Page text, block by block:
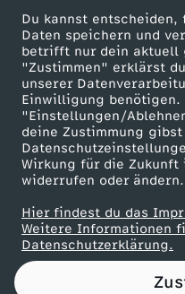
Du kannst
Daten speichern und
betrifft nur dein aktuell
"Zustimmen" erklärst
unserer
Einwilligung benötigen.
"Einstellungen/
deine Zustimmung
Wirkung für die Zukunft
widerrufen oder ändern.
Hier findest du das
Weitere Informationen
Datenschutzerklärung.
o
k
G
e
l
d
ZDF goes Schule
Werbefernsehen
Mainzelmännchen
Partner